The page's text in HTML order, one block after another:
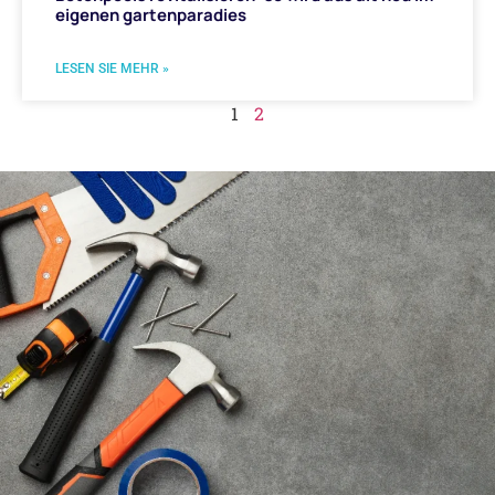
eigenen gartenparadies
LESEN SIE MEHR »
1 2